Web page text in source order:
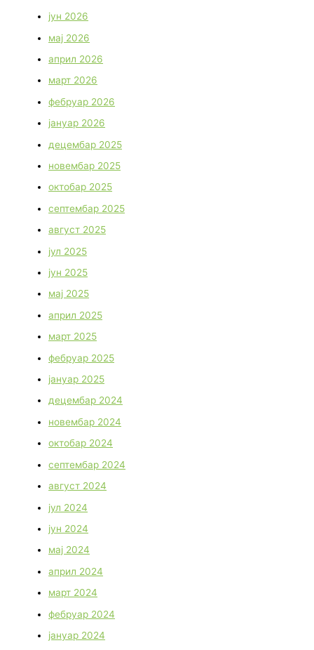
јун 2026
мај 2026
април 2026
март 2026
фебруар 2026
јануар 2026
децембар 2025
новембар 2025
октобар 2025
септембар 2025
август 2025
јул 2025
јун 2025
мај 2025
април 2025
март 2025
фебруар 2025
јануар 2025
децембар 2024
новембар 2024
октобар 2024
септембар 2024
август 2024
јул 2024
јун 2024
мај 2024
април 2024
март 2024
фебруар 2024
јануар 2024